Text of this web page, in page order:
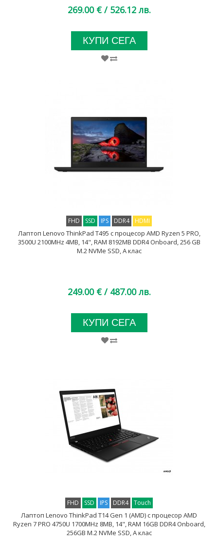
269.00 € / 526.12 лв.
КУПИ СЕГА
FHD SSD IPS DDR4 HDMI
Лаптоп Lenovo ThinkPad T495 с процесор AMD Ryzen 5 PRO,
3500U 2100MHz 4MB, 14", RAM 8192MB DDR4 Onboard, 256 GB
M.2 NVMe SSD, A клас
249.00 € / 487.00 лв.
КУПИ СЕГА
FHD SSD IPS DDR4 Touch
Лаптоп Lenovo ThinkPad T14 Gen 1 (AMD) с процесор AMD
Ryzen 7 PRO 4750U 1700MHz 8MB, 14", RAM 16GB DDR4 Onboard,
256GB M.2 NVMe SSD, A клас